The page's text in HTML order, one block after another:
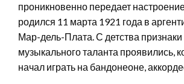
проникновенно передает
родился 11 марта 1921 года в
Мар-дель-Плата. С детства признаки
музыкального таланта проявились,
начал играть на бандонеоне,